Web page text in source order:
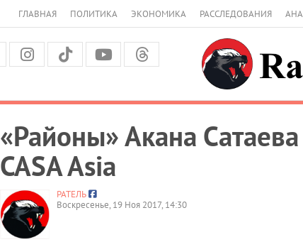
ГЛАВНАЯ ПОЛИТИКА ЭКОНОМИКА РАССЛЕДОВАНИЯ
«Районы» Акана
CASA Asia
РАТЕЛЬ
Воскресенье, 19 Ноя 2017, 14:30